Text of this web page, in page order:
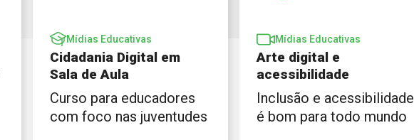
Mídias Educativas
Cidadania Digital em
Sala de Aula
Curso para educadores
com foco nas juventudes
Mídias Educativas
Arte digital e
acessibilidade
Inclusão e acessibilidade
é bom para todo mundo